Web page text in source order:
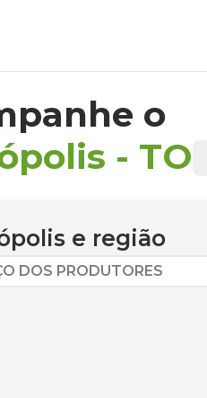
o
- TO
e região
DOS PRODUTORES